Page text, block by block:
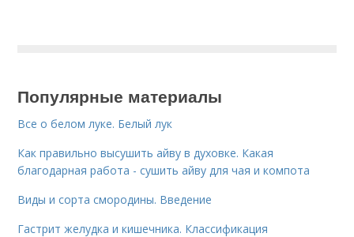
Популярные материалы
Все о белом луке. Белый лук
Как правильно высушить айву в духовке. Какая
благодарная работа - сушить айву для чая и компота
Виды и сорта смородины. Введение
Гастрит желудка и кишечника. Классификация